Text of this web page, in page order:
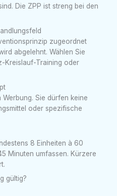
Die ZPP ist streng bei den
zugeordnet
abgelehnt. Wählen Sie
Kreislauf-Training oder
Sie dürfen keine
oder spezifische
8 Einheiten à 60
Minuten umfassen. Kürzere
gültig?